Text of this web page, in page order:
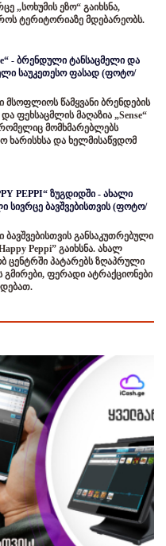
„სოხუმის ეზო“ გაიხსნა,
ტერიტორიაზე მდებარეობს.
- ბრენდული ტანსაცმელი და
საუკეთესო ფასად (ფოტო/
მსოფლიოს წამყვანი ბრენდების
და ფეხსაცმლის მაღაზია „Sense“
რომელიც მომხმარებლებს
ხარისხსა და ხელმისაწვდომ
PEPPI“ ზუგდიდში - ახალი
სივრცე ბავშვებისთვის (ფოტო/
ბავშვებისთვის განსაკუთრებული
Peppi” გაიხსნა. ახალ
ცენტრში პატარებს ზღაპრული
გმირები, ფერადი ატრაქციონები